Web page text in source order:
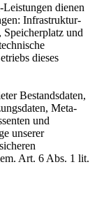
dienen
Infrastruktur-
Speicherplatz und
dieses
Bestandsdaten,
Meta-
und
unserer
Art. 6 Abs. 1 lit.